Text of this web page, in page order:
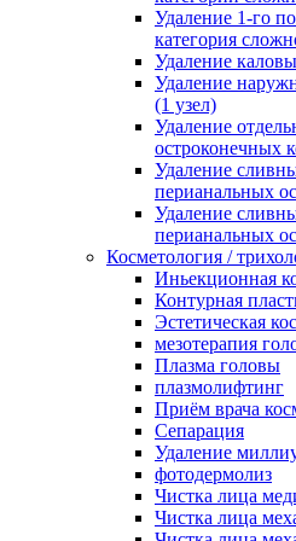
Удаление 1-го
категория
Удаление
Удаление
(1 узел)
Удаление
остроконечных
Удаление
перианальных
Удаление
перианальных
Косметология /
Иньекционная
Контурная
Эстетическая
мезотерапия
Плазма головы
плазмолифтинг
Приём врача
Сепарация
Удаление
фотодермолиз
Чистка лица
Чистка лица